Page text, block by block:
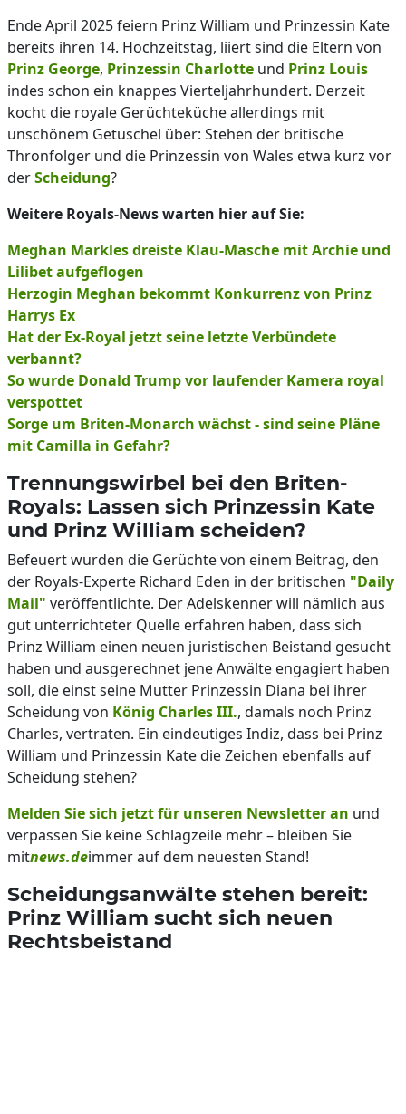
Ende April 2025 feiern Prinz William und Prinzessin Kate
bereits ihren 14. Hochzeitstag, liiert sind die Eltern von
Prinz George, Prinzessin Charlotte und Prinz Louis
indes schon ein knappes Vierteljahrhundert. Derzeit
kocht die royale Gerüchteküche allerdings mit
unschönem Getuschel über: Stehen der britische
Thronfolger und die Prinzessin von Wales etwa kurz vor
derScheidung?
Weitere Royals-News warten hier auf Sie:
Meghan Markles dreiste Klau-Masche mit Archie und
Lilibet aufgeflogen
Herzogin Meghan bekommt Konkurrenz von Prinz
Harrys Ex
Hat der Ex-Royal jetzt seine letzte Verbündete
verbannt?
So wurde Donald Trump vor laufender Kamera royal
verspottet
Sorge um Briten-Monarch wächst - sind seine Pläne
mit Camilla in Gefahr?
Trennungswirbel bei den Briten-
Royals: Lassen sich Prinzessin Kate
und Prinz William scheiden?
Befeuert wurden die Gerüchte von einem Beitrag, den
der Royals-Experte Richard Eden in der britischen "Daily
Mail" veröffentlichte. Der Adelskenner will nämlich aus
gut unterrichteter Quelle erfahren haben, dass sich
Prinz William einen neuen juristischen Beistand gesucht
haben und ausgerechnet jene Anwälte engagiert haben
soll, die einst seine Mutter Prinzessin Diana bei ihrer
Scheidung von König Charles III., damals noch Prinz
Charles, vertraten. Ein eindeutiges Indiz, dass bei Prinz
William und Prinzessin Kate die Zeichen ebenfalls auf
Scheidung stehen?
Melden Sie sich jetzt für unseren Newsletter an und
verpassen Sie keine Schlagzeile mehr – bleiben Sie
mitnews.deimmer auf dem neuesten Stand!
Scheidungsanwälte stehen bereit:
Prinz William sucht sich neuen
Rechtsbeistand